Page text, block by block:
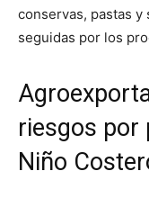
conservas, pastas y
seguidas por los
riesgos por
Niño